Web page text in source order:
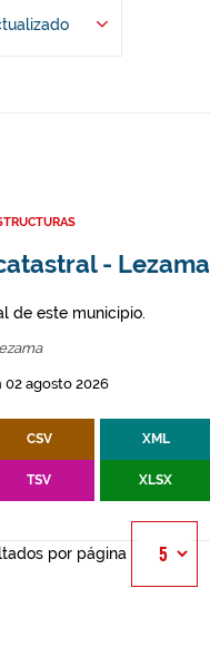
- Lezama
de este municipio.
agosto 2026
CSV XML
TSV XLSX
por página